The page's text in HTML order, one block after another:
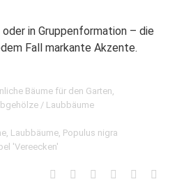
in Gruppenformation – die
Fall markante Akzente.
Bäume für den Garten,
/ Laubbäume
, Laubbäume, Populus nigra
'Vereecken'